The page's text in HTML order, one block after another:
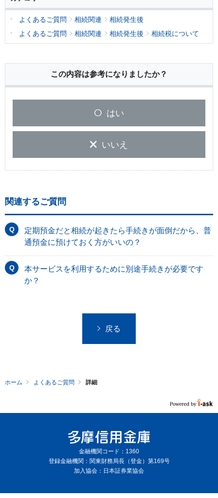
よくあるご質問 相続関連
相続発生後
よくあるご質問
相続関連 相続発生後 相続税について
この内容は参考になりましたか？
はい
いいえ
関連するご質問
定期預金だと相続が起きたら手続きが面倒だから、普
通預金に預けておく方がいいの？
本サービスを利用するために別途手続きが必要です
か？
戻る
ホーム よくあるご質問 詳細
金融機関コード：1360
登録金融機関：関東財務局長（登金）第169号
加入協会：日本証券業協会